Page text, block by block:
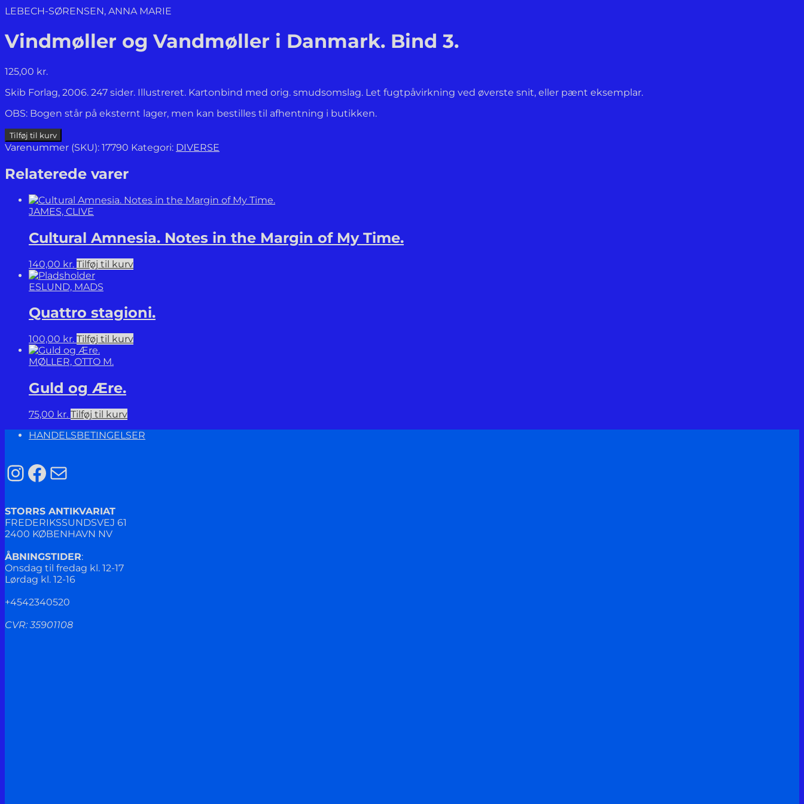
LEBECH-SØRENSEN, ANNA MARIE
Vindmøller og Vandmøller i Danmark. Bind 3.
125,00 kr.
Skib Forlag, 2006. 247 sider. Illustreret. Kartonbind med orig. smudsomslag. Let fugtpåvirkning ved øverste snit, eller pænt eksemplar.
OBS: Bogen står på eksternt lager, men kan bestilles til afhentning i butikken.
Vindmøller
og
i
Danmark.
Tilføj til kurv
Varenummer (SKU): 17790 Kategori: DIVERSE
Relaterede varer
JAMES, CLIVE
Cultural Amnesia. Notes in the Margin of My Time.
140,00 kr. Tilføj til kurv
ESLUND, MADS
Quattro stagioni.
100,00 kr. Tilføj til kurv
MØLLER, OTTO M.
Guld og Ære.
75,00 kr. Tilføj til kurv
HANDELSBETINGELSER
Instagram
Facebook
Mail
STORRS ANTIKVARIAT
FREDERIKSSUNDSVEJ 61
2400 KØBENHAVN NV
ÅBNINGSTIDER:
Onsdag til fredag kl. 12-17
Lørdag kl. 12-16
+4542340520
CVR: 35901108